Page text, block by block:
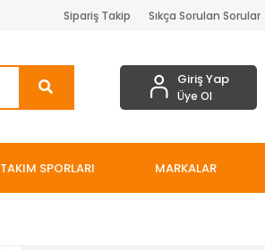
Sipariş Takip Sıkça Sorulan Sorular
Giriş Yap
Üye Ol
TAKIM SPORLARI MARKALAR